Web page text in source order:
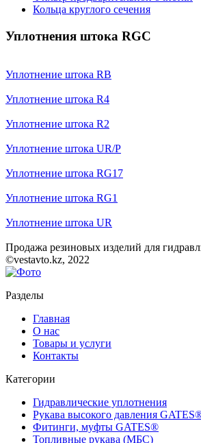
Кольца круглого сечения
Уплотнения штока RGC
Уплотнение штока RB
Уплотнение штока R4
Уплотнение штока R2
Уплотнение штока UR/P
Уплотнение штока RG17
Уплотнение штока RG1
Уплотнение штока UR
Продажа резиновых изделий для
©vestavto.kz, 2022
Разделы
Главная
О нас
Товары и услуги
Контакты
Категории
Гидравлические уплотнения
Рукава высокого давления
Фитинги, муфты GATES®
Топливные рукава (МБС)